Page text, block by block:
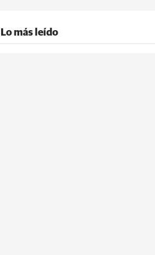
Lo más leído